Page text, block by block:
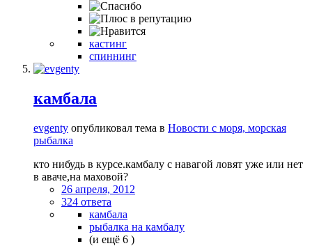
кастинг
спиннинг
камбала
evgenty опубликовал тема в Новости с моря, морская
рыбалка
кто нибудь в курсе.камбалу с навагой ловят уже или нет
в аваче,на маховой?
26 апреля, 2012
324 ответа
камбала
рыбалка на камбалу
(и ещё 6 )